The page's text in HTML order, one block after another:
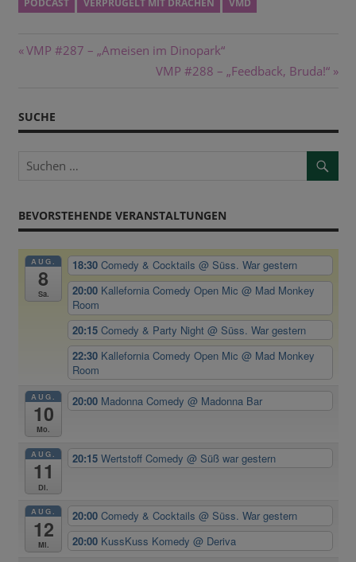
PODCAST
VERPRÜGELT MIT DRACHEN VMD
Beitragsnavigation
Vorheriger
VMP #287 – „Ameisen im Dinopark“
Nächster
VMP #288 – „Feedback, Bruda!“
SUCHE
BEVORSTEHENDE VERANSTALTUNGEN
AUG.
8
Sa.
18:30Comedy & Cocktails@ Süss. War gestern
20:00 Kallefornia Comedy Open Mic@ Mad Monkey
Room
20:15Comedy & Party Night@ Süss. War gestern
22:30 Kallefornia Comedy Open Mic@ Mad Monkey
Room
AUG.
10
Mo.
20:00 Madonna Comedy@ Madonna Bar
AUG.
11
Di.
20:15Wertstoff Comedy@ Süß war gestern
AUG.
12
Mi.
20:00Comedy & Cocktails@ Süss. War gestern
20:00 KussKuss Komedy@ Deriva